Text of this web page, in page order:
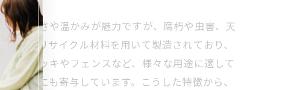
美しさや温かみが魅力ですが、腐朽や虫害、天
脂やリサイクル材料を用いて製造されており、
ドデッキやフェンスなど、様々な用途に適して
削減にも寄与しています。こうした特徴から、